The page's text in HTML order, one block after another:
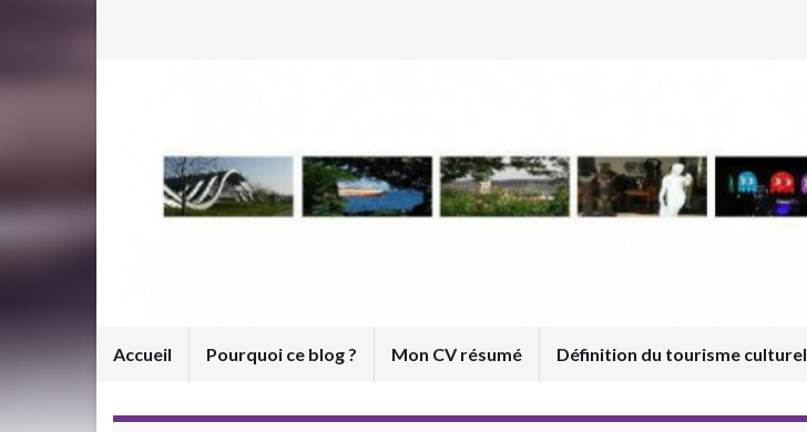
Accueil Pourquoi ce blog ? Mon CV résumé Définition du tourisme culturel